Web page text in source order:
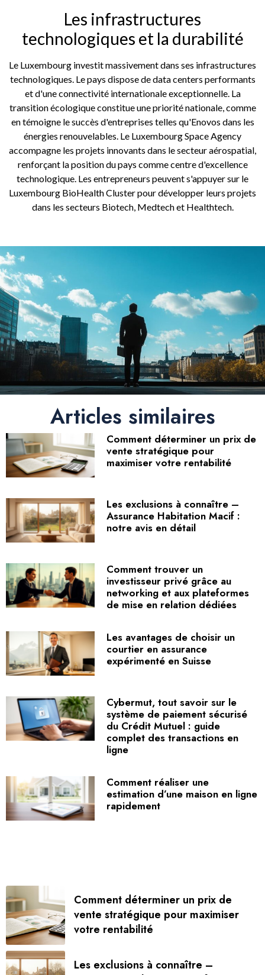
Les infrastructures
technologiques et la durabilité
Le Luxembourg investit massivement dans ses infrastructures
technologiques. Le pays dispose de data centers performants
et d'une connectivité internationale exceptionnelle. La
transition écologique constitue une priorité nationale, comme
en témoigne le succès d'entreprises telles qu'Enovos dans les
énergies renouvelables. Le Luxembourg Space Agency
accompagne les projets innovants dans le secteur aérospatial,
renforçant la position du pays comme centre d'excellence
technologique. Les entrepreneurs peuvent s'appuyer sur le
Luxembourg BioHealth Cluster pour développer leurs projets
dans les secteurs Biotech, Medtech et Healthtech.
Articles similaires
Comment déterminer un prix de
vente stratégique pour
maximiser votre rentabilité
Les exclusions à connaître –
Assurance Habitation Macif :
notre avis en détail
Comment trouver un
investisseur privé grâce au
networking et aux plateformes
de mise en relation dédiées
Les avantages de choisir un
courtier en assurance
expérimenté en Suisse
Cybermut, tout savoir sur le
système de paiement sécurisé
du Crédit Mutuel : guide
complet des transactions en
ligne
Comment réaliser une
estimation d’une maison en ligne
rapidement
Comment déterminer un prix de
vente stratégique pour maximiser
votre rentabilité
Les exclusions à connaître –